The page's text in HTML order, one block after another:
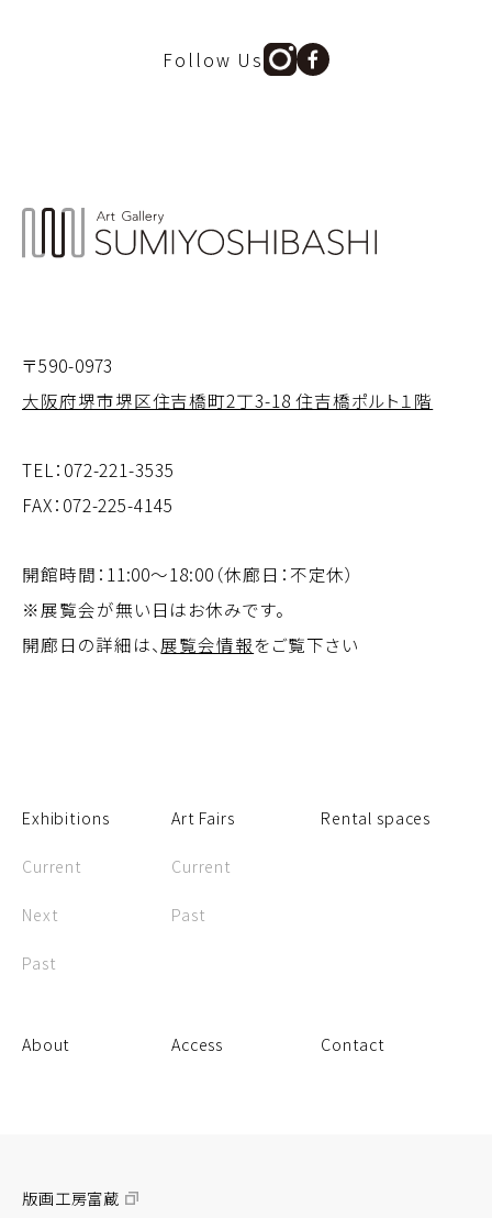
Follow Us
〒590-0973
大阪府堺市堺区住吉橋町2丁3-18 住吉橋ポルト１階
TEL： 072-221-3535
FAX：072-225-4145
開館時間：11:00～18:00（休廊日：不定休）
※展覧会が無い日はお休みです。
開廊日の詳細は、 展覧会情報をご覧下さい
Exhibitions
Current
Next
Past
Art Fairs
Current
Past
Rental spaces
About Access Contact
版画工房富蔵